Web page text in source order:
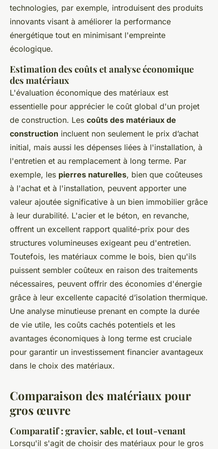
technologies, par exemple, introduisent des produits
innovants visant à améliorer la performance
énergétique tout en minimisant l'empreinte
écologique.
Estimation des coûts et analyse économique
des matériaux
L'évaluation économique des matériaux est
essentielle pour apprécier le coût global d'un projet
de construction. Les coûts des matériaux de
construction incluent non seulement le prix d’achat
initial, mais aussi les dépenses liées à l'installation, à
l'entretien et au remplacement à long terme. Par
exemple, les pierres naturelles, bien que coûteuses
à l'achat et à l'installation, peuvent apporter une
valeur ajoutée significative à un bien immobilier grâce
à leur durabilité. L'acier et le béton, en revanche,
offrent un excellent rapport qualité-prix pour des
structures volumineuses exigeant peu d'entretien.
Toutefois, les matériaux comme le bois, bien qu'ils
puissent sembler coûteux en raison des traitements
nécessaires, peuvent offrir des économies d'énergie
grâce à leur excellente capacité d’isolation thermique.
Une analyse minutieuse prenant en compte la durée
de vie utile, les coûts cachés potentiels et les
avantages économiques à long terme est cruciale
pour garantir un investissement financier avantageux
dans le choix des matériaux.
Comparaison des matériaux pour
gros œuvre
Comparatif : gravier, sable, et tout-venant
Lorsqu'il s'agit de choisir des matériaux pour le gros